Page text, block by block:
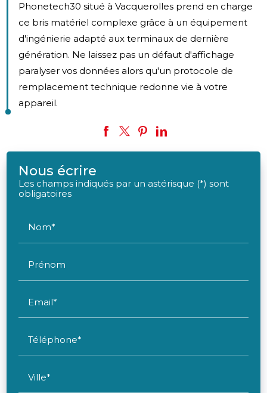
Phonetech30 situé à Vacquerolles prend en charge
ce bris matériel complexe grâce à un équipement
d'ingénierie adapté aux terminaux de dernière
génération. Ne laissez pas un défaut d'affichage
paralyser vos données alors qu'un protocole de
remplacement technique redonne vie à votre
appareil.
Nous écrire
Les champs indiqués par un astérisque (*) sont
obligatoires
Nom*
Prénom
Email*
Téléphone*
Ville*